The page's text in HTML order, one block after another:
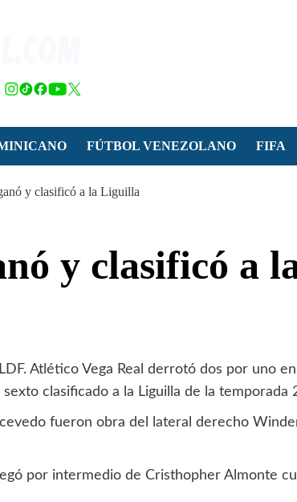
FÚTBOL VENEZOLANO FIFA
y clasificó a la Liguilla
y clasificó a
Atlético Vega Real derrotó dos por uno
clasificado a la Liguilla de la temporada
fueron obra del lateral derecho
por intermedio de Cristhopher Almonte